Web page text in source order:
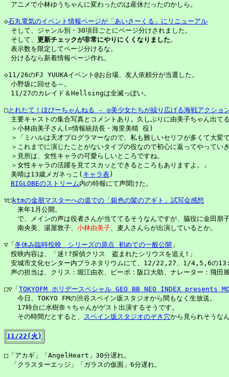
アニメで小林ゆうちゃんに変わったのは産休だったのかしら。
◇石丸電気のイベント情報ページが「あいさーくる」にリニューアル
そして、ジャンル別・30項目ごとにページ分けされました。
そして、 更新チェックが非常にやりにくくなりました。
表示数を限定してページ分けるな。
分けるなら新着情報ページ作れ。
◇11/26のFJ YUUKAイベント@お台場、友人依頼分が当選した。
小野坂に回せる～。
11/27のカレイド＆Hellsingは全滅っぽい。
□とれたて！ほびーちゃんねる - ◎美少女たちが繰り広げる海戦アクショ
主要キャストの集合写真とコメントあり。久しぶりに由美子ちゃん出て
＞小林由美子さん(=情報統括長・海里美晴 役)
＞「ミハルは天才プログラマーなので、私も難しいセリフが多くて大変
＞これまでに演じたことがないタイプの役なので初心に返ってやってい
＞見所は、女性キャラの可愛らしいところですね。
＞女性キャラの活躍を見てスカッとできるところもありますよ。」
美晴は13歳メガネっこ( キャラ表)
BIGLOBEのストリーム内の特報にて声聞けた。
▽□ktmの金朋マスターへの道での「銀色の髪のアギト」試写会感想
来年1月公開。
で、メインの声は役者さんが当ててるそうなんですが、脇役に金田朋
南央美、湯屋敦子、 小林由美子、麦人さんらが出演しているとか。
▽「 冬休み臨時投映　シリーズの原点 初めての一般公開 」
投映内容は、「迷!?探偵クリス　盗まれたシリウスを追え!」
安城市文化センター内プラネタリウムにて、12/22,27、1/4,5,6の
声の担当は、クリス：堀江由衣、ピーボ：阪口大助、ナレーター：飛田
□▽「 TOKYOFM ホリデースペシャル GEO BB NEO INDEX presents
今日、TOKYO FMの渋谷スペイン坂スタジオから間もなく生放送。
17時台に水樹奈々ちゃんがゲスト出演するそうです。
その時間だとすると、 スペイン坂スタジオのぞき穴から見られそうな
11/22(火)
□「アカギ」「AngelHeart」30分遅れ。
「クラスターエッジ」「ガラスの仮面」6分遅れ。